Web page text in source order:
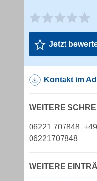
Jetzt
Kontakt im
WEITERE
06221 707848,
06221707848
WEITERE